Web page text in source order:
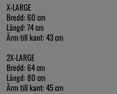
X-LARGE
Bredd: 60 cm
Längd: 74 cm
Ärm till kant: 43 cm
2X-LARGE
Bredd: 64 cm
Längd: 80 cm
Ärm till kant: 45 cm